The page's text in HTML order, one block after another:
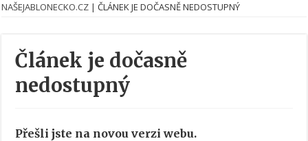
NAŠEJABLONECKO.CZ | ČLÁNEK JE DOČASNĚ NEDOSTUPNÝ
Článek je dočasně
nedostupný
Přešli jste na novou verzi webu.